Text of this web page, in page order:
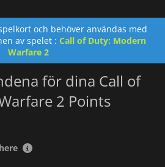
och behöver användas med
av spelet : Call of Duty: Modern
Warfare 2
för dina Call of
2 Points